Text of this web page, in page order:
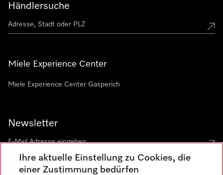
Händlersuche
Miele Experience Center
Miele Experience Center Gasperich
Newsletter
Ihre aktuelle Einstellung zu Cookies, die
einer Zustimmung bedürfen